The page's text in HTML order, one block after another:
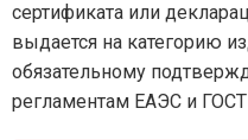
сертификата или
выдается на категорию
обязательному
регламентам ЕАЭС и